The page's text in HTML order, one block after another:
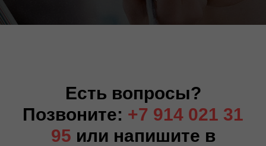
Есть вопросы?
Позвоните: +7 914 021 31
95 или напишите в